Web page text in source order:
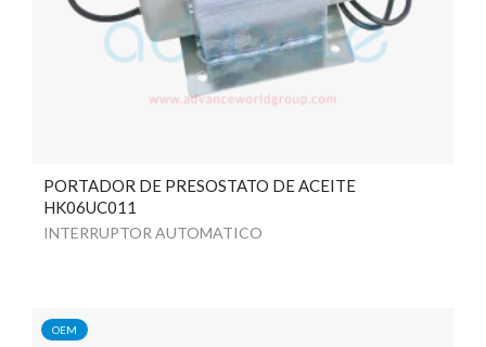
PORTADOR DE PRESOSTATO DE ACEITE
HK06UC011
INTERRUPTOR AUTOMATICO
OEM